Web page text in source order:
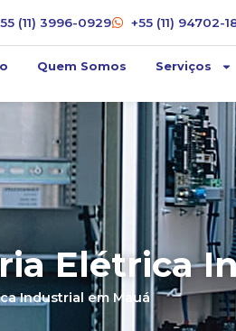
(11) 3996-0929 +55 (11) 94702-
Quem Somos Serviços
Elétrica
Industrial em Mauá